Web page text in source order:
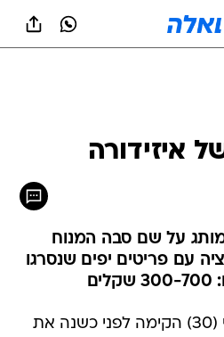
איזידורה
על שם סבה המנוח
עם פריטים יפים שנסרגו
המעצבת ליטל אלקלעי (30) הקימה לפני כשנה את